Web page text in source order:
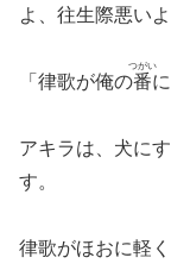
よ、往生際悪いよ
「律歌が俺の番
つがい
アキラは、犬に
す。
律歌がほおに軽